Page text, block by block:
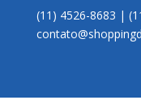
(11) 4526-8683 |